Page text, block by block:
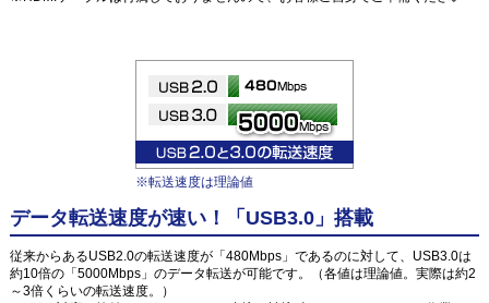
※転送速度は理論値
データ転送速度が速い！「USB3.0」搭載
従来からあるUSB2.0の転送速度が「480Mbps」であるのに対して、USB3.0は
約10倍の「5000Mbps」のデータ転送が可能です。（各値は理論値。実際は約2
～3倍くらいの転送速度。）